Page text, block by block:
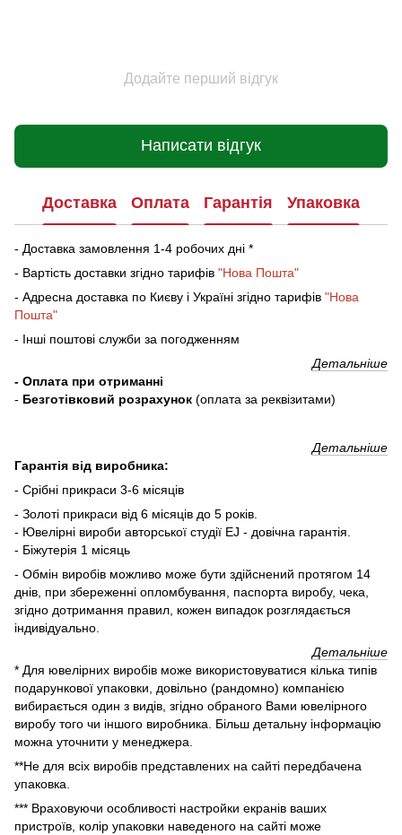
Додайте перший відгук
Написати відгук
Доставка Оплата Гарантія Упаковка
- Доставка замовлення 1-4 робочих дні *
- Вартість доставки згідно тарифів "Нова Пошта"
- Адресна доставка по Києву і Україні згідно тарифів "Нова
Пошта"
- Інші поштові служби за погодженням
Детальніше
- Оплата при отриманні
- Безготівковий розрахунок (оплата за реквізитами)
Детальніше
Гарантія від виробника:
- Срібні прикраси 3-6 місяців
- Золоті прикраси від 6 місяців до 5 років.
- Ювелірні вироби авторської студії EJ - довічна гарантія.
- Біжутерія 1 місяць
- Обмін виробів можливо може бути здійснений протягом 14
днів, при збереженні опломбування, паспорта виробу, чека,
згідно дотримання правил, кожен випадок розглядається
індивідуально.
Детальніше
* Для ювелірних виробів може використовуватися кілька типів
подарункової упаковки, довільно (рандомно) компанією
вибирається один з видів, згідно обраного Вами ювелірного
виробу того чи іншого виробника. Більш детальну інформацію
можна уточнити у менеджера.
**Не для всіх виробів представлених на сайті передбачена
упаковка.
*** Враховуючи особливості настройки екранів ваших
пристроїв, колір упаковки наведеного на сайті може